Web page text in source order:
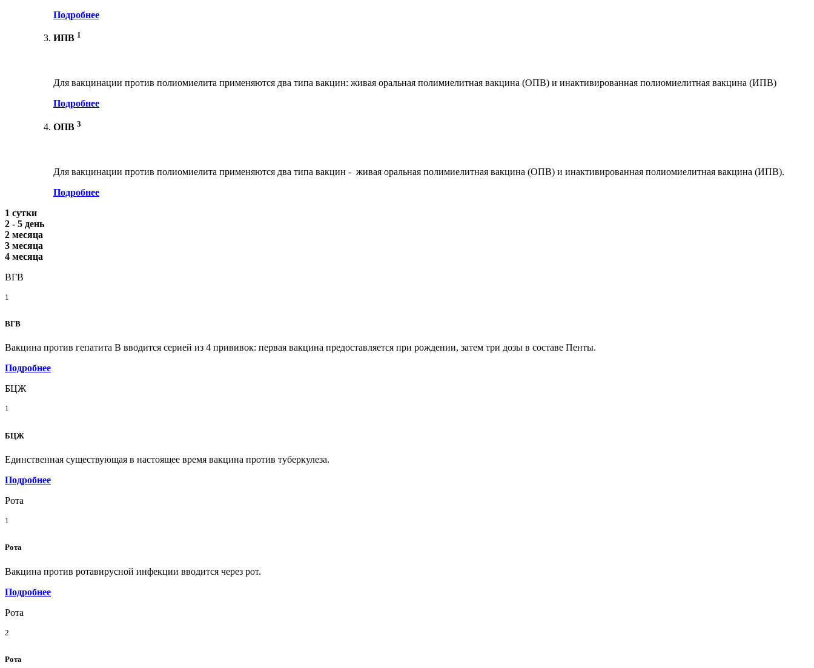
Подробнее
ИПВ 1
Для вакцинации против полиомиелита применяются два типа вакцин: живая оральная полимиелитная вакцина (ОПВ) и инактивированная полиомиелитная вакцина (ИПВ)
Подробнее
ОПВ 3
Для вакцинации против полиомиелита применяются два типа вакцин - живая оральная полимиелитная вакцина (ОПВ) и инактивированная полиомиелитная вакцина (ИПВ).
Подробнее
1 сутки
2 - 5 день
2 месяца
3 месяца
4 месяца
ВГВ
1
ВГВ
Вакцина против гепатита В вводится серией из 4 прививок: первая вакцина предоставляется при рождении, затем три дозы в составе Пенты.
Подробнее
БЦЖ
1
БЦЖ
Единственная существующая в настоящее время вакцина против туберкулеза.
Подробнее
Рота
1
Рота
Вакцина против ротавирусной инфекции вводится через рот.
Подробнее
Рота
2
Рота